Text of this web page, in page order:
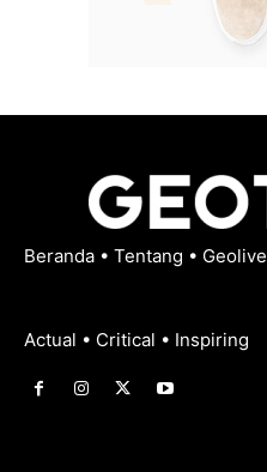
Beranda • Tentang • Geolive
Actual • Critical • Inspiring